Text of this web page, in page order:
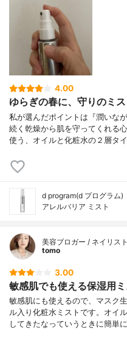
4.00
ゆらぎの春に、守りのミス
私が選んだポイントは『潤いな
続く乾燥から肌を守ってくれる
使う、オイルと化粧水の２層タ
d program(d プログラム)
アレルバリア ミスト
美容ブロガー / ネイリス
tomo
3.00
敏感肌でも使える保湿用ミ
敏感肌にも使えるので、マスク
ル入り化粧水ミストです。オイ
してきたなっていうときに簡単